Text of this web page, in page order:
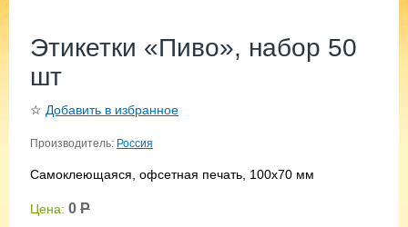
Этикетки «Пиво», набор 50
шт
☆ Добавить в избранное
Производитель: Россия
Самоклеющаяся, офсетная печать, 100х70 мм
Цена: 0 Р